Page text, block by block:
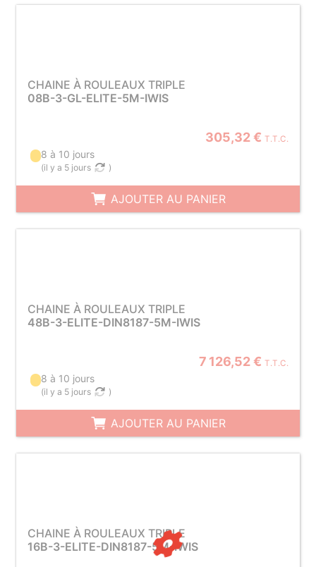
CHAINE À ROULEAUX TRIPLE
08B-3-GL-ELITE-5M-IWIS
305,32 € T.T.C.
8 à 10 jours
(il y a 5 jours )
AJOUTER AU PANIER
CHAINE À ROULEAUX TRIPLE
48B-3-ELITE-DIN8187-5M-IWIS
7 126,52 € T.T.C.
8 à 10 jours
(il y a 5 jours )
AJOUTER AU PANIER
CHAINE À ROULEAUX TRIPLE
16B-3-ELITE-DIN8187-5M-IWIS